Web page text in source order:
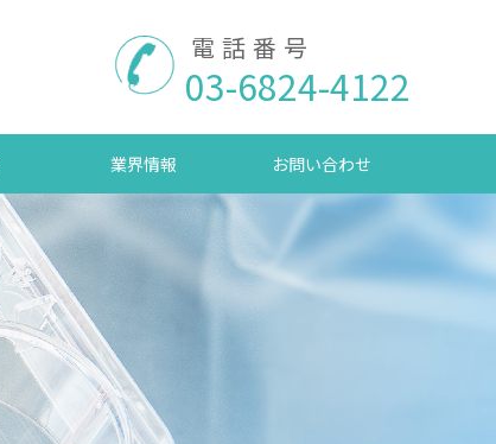
電話番号
03-6824-4122
業界情報 お問い合わせ